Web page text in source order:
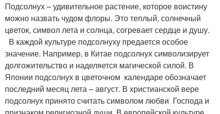
Подсолнух – удивительное растение, которое воистину
можно назвать чудом флоры. Это теплый, солнечный
цветок, символ лета и солнца, согревает сердце и душу.
В каждой культуре подсолнуху предается особое
значение. Например, в Китае подсолнух символизирует
долгожительство и наделяется магической силой. В
Японии подсолнух в цветочном календаре обозначает
последний месяц лета – август. В христианской вере
подсолнух принято считать символом любви Господа и